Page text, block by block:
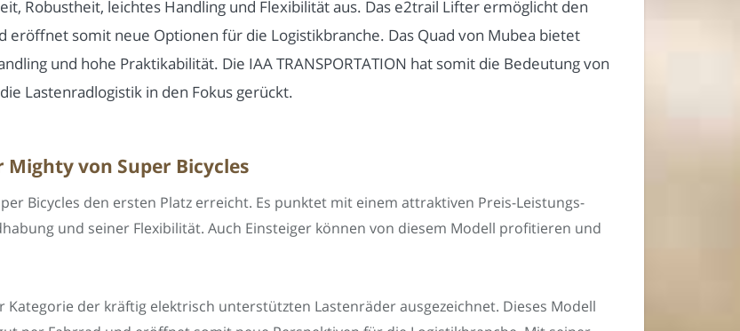
Robustheit, leichtes Handling und Flexibilität aus. Das e2trail Lifter ermöglicht den
eröffnet somit neue Optionen für die Logistikbranche. Das Quad von Mubea bietet
und hohe Praktikabilität. Die IAA TRANSPORTATION hat somit die Bedeutung von
Lastenradlogistik in den Fokus gerückt.
Mighty von Super Bicycles
Bicycles den ersten Platz erreicht. Es punktet mit einem attraktiven Preis-Leistungs-
und seiner Flexibilität. Auch Einsteiger können von diesem Modell profitieren und
der kräftig elektrisch unterstützten Lastenräder ausgezeichnet. Dieses Modell